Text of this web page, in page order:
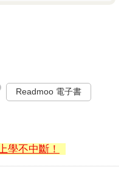
Readmoo 電子書
學不中斷！